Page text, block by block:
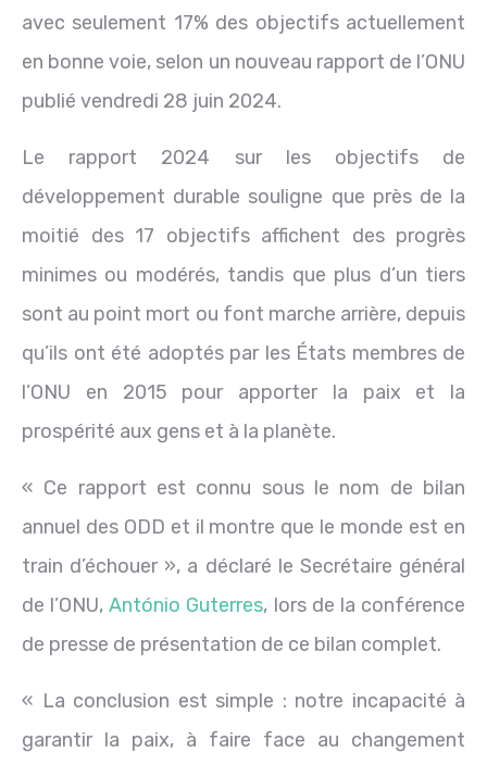
avec seulement 17% des objectifs actuellement
en bonne voie, selon un nouveau rapport de l’ONU
publié vendredi 28 juin 2024.
Le rapport 2024 sur les objectifs de
développement durable souligne que près de la
moitié des 17 objectifs affichent des progrès
minimes ou modérés, tandis que plus d’un tiers
sont au point mort ou font marche arrière, depuis
qu’ils ont été adoptés par les États membres de
l’ONU en 2015 pour apporter la paix et la
prospérité aux gens et à la planète.
« Ce rapport est connu sous le nom de bilan
annuel des ODD et il montre que le monde est en
train d’échouer », a déclaré le Secrétaire général
de l’ONU,António Guterres, lors de la conférence
de presse de présentation de ce bilan complet.
« La conclusion est simple : notre incapacité à
garantir la paix, à faire face au changement